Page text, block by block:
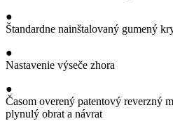
●
Štandardne nainštalovaný gumený
●
Nastavenie výseče zhora
●
Časom overený patentový reverzný
plynulý obrat a návrat